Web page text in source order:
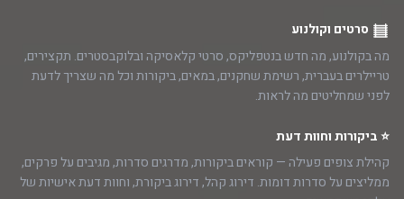
סרטים וקולנוע
מה בקולנוע, מה חדש בנטפליקס, סרטי קלאסיקה ובלוקבסטרים. תקצירים,
טריילרים בעברית, רשימת שחקנים, במאים, ביקורות וכל מה שצריך לדעת
לפני שמחליטים מה לראות.
⭐ ביקורות וחוות דעת
קהילת צופים פעילה — קוראים ביקורות, מדרגים סדרות, מגיבים על פרקים,
ממליצים על סדרות דומות. דירוג קהל, דירוג ביקורת, וחוות דעת אישיות של